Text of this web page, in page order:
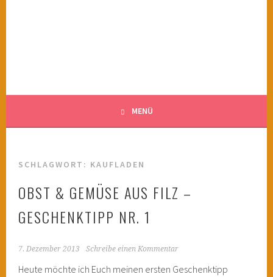
MENÜ
SCHLAGWORT: KAUFLADEN
OBST & GEMÜSE AUS FILZ –
GESCHENKTIPP NR. 1
7. Dezember 2013 Schreibe einen Kommentar
Heute möchte ich Euch meinen ersten Geschenktipp